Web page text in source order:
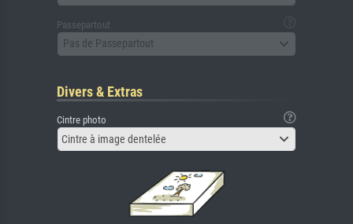
Passepartout
Pas de Passepartout
Divers & Extras
Cintre photo
Cintre à image dentelée